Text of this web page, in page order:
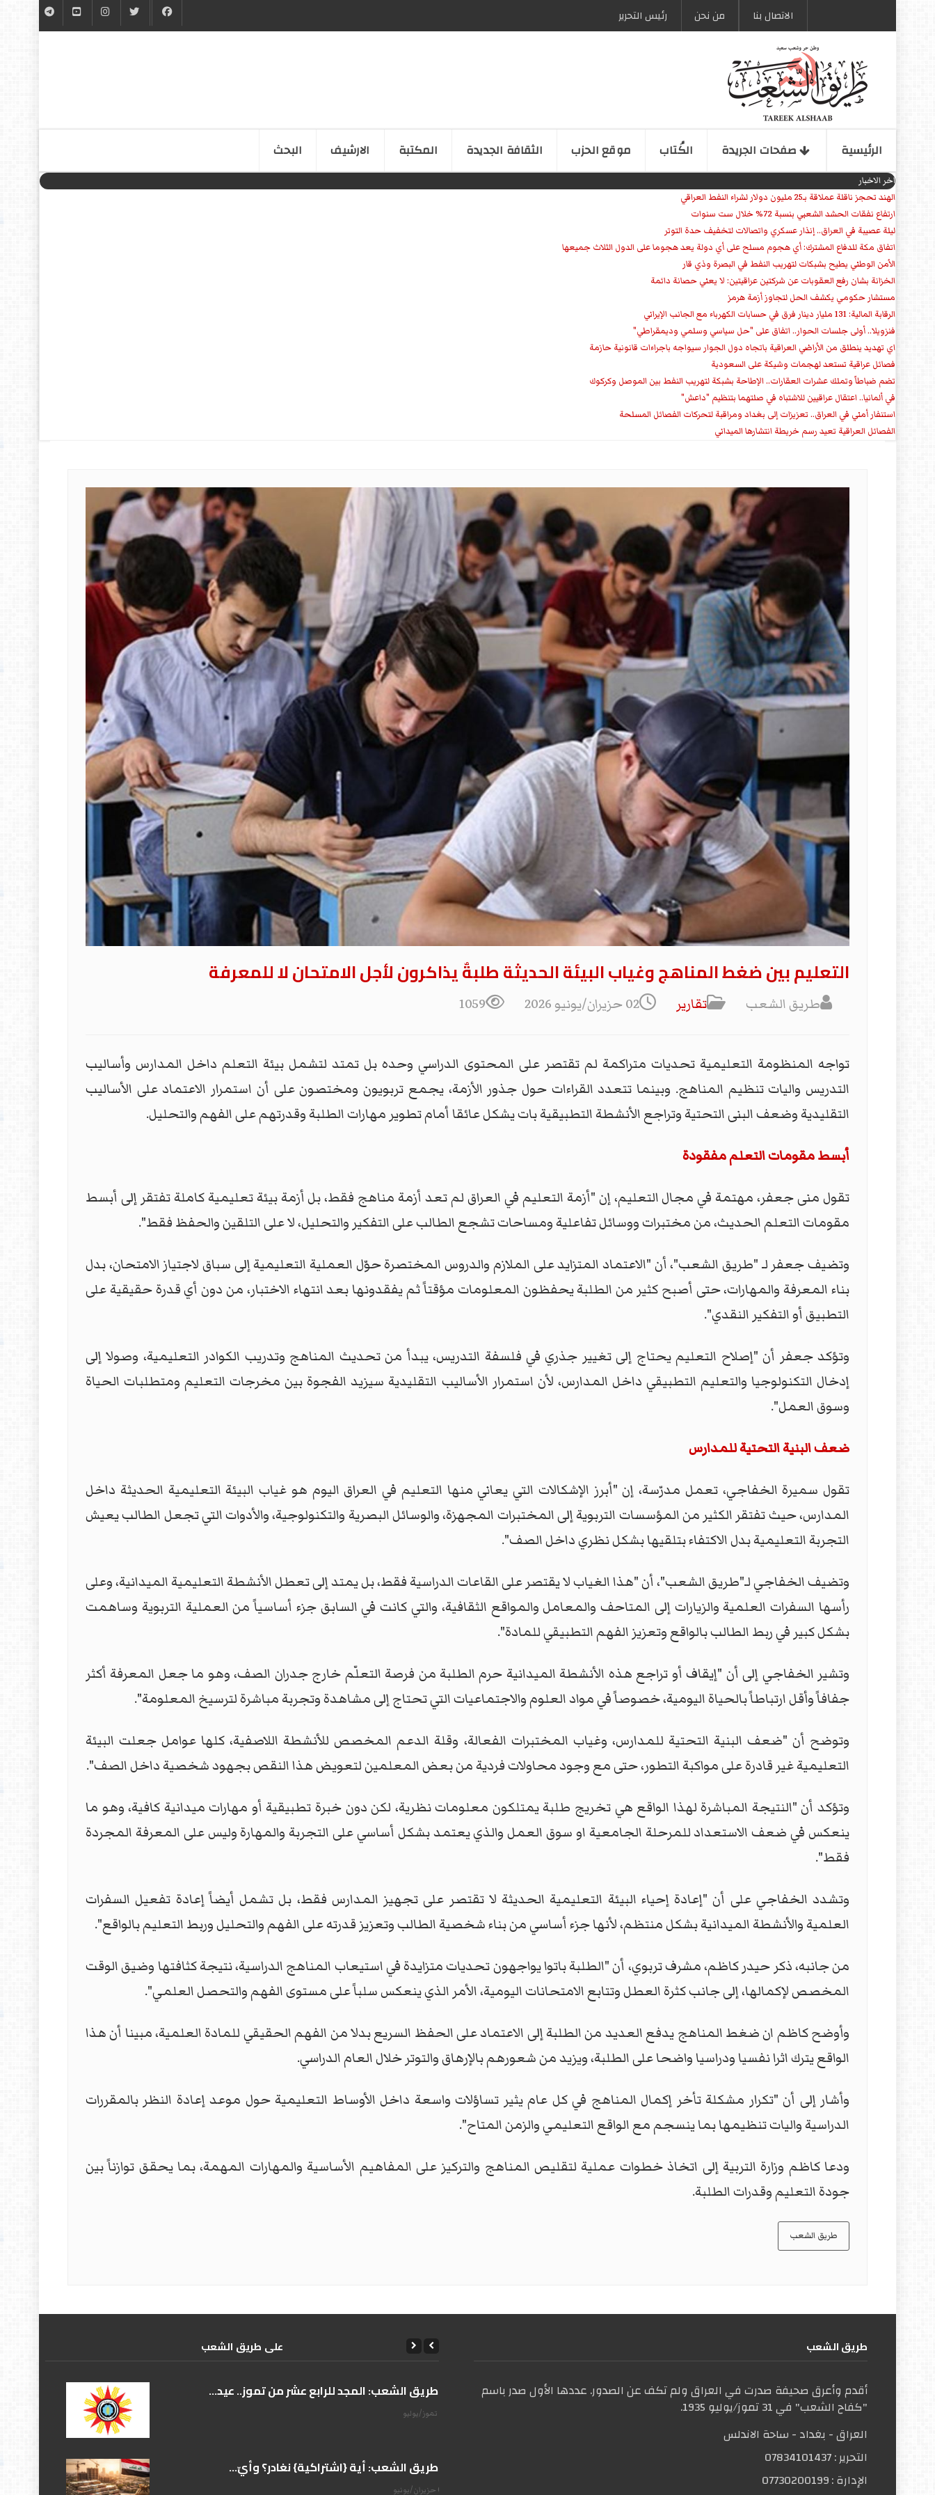
الاتصال بنا من نحن رئیس التحریر
الرئیسیة صفحات الجریدة الكُتاب موقع الحزب الثقافة الجدیدة المكتبة الارشیف البحث
اخر الاخبار
الهند تحجز ناقلة عملاقة بـ25 مليون دولار لشراء النفط العراقي
ارتفاع نفقات الحشد الشعبي بنسبة 72% خلال ست سنوات
ليلة عصيبة في العراق.. إنذار عسكري واتصالات لتخفيف حدة التوتر
‏اتفاق مكة للدفاع المشترك: أي هجوم مسلح على أي دولة يعد هجوما على الدول الثلاث جميعها
الأمن الوطني يطيح بشبكات لتهريب النفط في البصرة وذي قار
الخزانة بشان رفع العقوبات عن شركتين عراقيتين: لا يعني حصانة دائمة
مستشار حكومي يكشف الحل لتجاوز أزمة هرمز
الرقابة المالية: 131 مليار دينار فرق في حسابات الكهرباء مع الجانب الإيراني
فنزويلا.. أولى جلسات الحوار.. اتفاق على "حل سياسي وسلمي وديمقراطي"
اي تهديد ينطلق من الأراضي العراقية باتجاه دول الجوار سيواجه باجراءات قانونية حازمة
فصائل عراقية تستعد لهجمات وشيكة على السعودية
تضم ضباطاً وتملك عشرات العقارات.. الإطاحة بشبكة لتهريب النفط بين الموصل وكركوك
في ألمانيا.. اعتقال عراقيين للاشتباه في صلتهما بتنظيم "داعش"
استنفار أمني في العراق.. تعزيزات إلى بغداد ومراقبة لتحركات الفصائل المسلحة
الفصائل العراقية تعيد رسم خريطة انتشارها الميداني
التعليم بين ضغط المناهج وغياب البيئة الحديثة طلبةٌ يذاكرون لأجل الامتحان لا للمعرفة
طريق الشعب تقارير 02 حزيران/يونيو 2026 1059
تواجه المنظومة التعليمية تحديات متراكمة لم تقتصر على المحتوى الدراسي وحده بل تمتد لتشمل بيئة التعلم داخل المدارس وأساليب
التدريس واليات تنظيم المناهج. وبينما تتعدد القراءات حول جذور الأزمة، يجمع تربويون ومختصون على أن استمرار الاعتماد على الأساليب
التقليدية وضعف البنى التحتية وتراجع الأنشطة التطبيقية بات يشكل عائقا أمام تطوير مهارات الطلبة وقدرتهم على الفهم والتحليل.
أبسط مقومات التعلم مفقودة
تقول منى جعفر، مهتمة في مجال التعليم، إن "أزمة التعليم في العراق لم تعد أزمة مناهج فقط، بل أزمة بيئة تعليمية كاملة تفتقر إلى أبسط
مقومات التعلم الحديث، من مختبرات ووسائل تفاعلية ومساحات تشجع الطالب على التفكير والتحليل، لا على التلقين والحفظ فقط".
وتضيف جعفر لـ "طريق الشعب"، أن "الاعتماد المتزايد على الملازم والدروس المختصرة حوّل العملية التعليمية إلى سباق لاجتياز الامتحان، بدل
بناء المعرفة والمهارات، حتى أصبح كثير من الطلبة يحفظون المعلومات مؤقتاً ثم يفقدونها بعد انتهاء الاختبار، من دون أي قدرة حقيقية على
التطبيق أو التفكير النقدي".
وتؤكد جعفر أن "إصلاح التعليم يحتاج إلى تغيير جذري في فلسفة التدريس، يبدأ من تحديث المناهج وتدريب الكوادر التعليمية، وصولا إلى
إدخال التكنولوجيا والتعليم التطبيقي داخل المدارس، لأن استمرار الأساليب التقليدية سيزيد الفجوة بين مخرجات التعليم ومتطلبات الحياة
وسوق العمل".
ضعف البنية التحتية للمدارس
تقول سميرة الخفاجي، تعمل مدرّسة، إن "أبرز الإشكالات التي يعاني منها التعليم في العراق اليوم هو غياب البيئة التعليمية الحديثة داخل
المدارس، حيث تفتقر الكثير من المؤسسات التربوية إلى المختبرات المجهزة، والوسائل البصرية والتكنولوجية، والأدوات التي تجعل الطالب يعيش
التجربة التعليمية بدل الاكتفاء بتلقيها بشكل نظري داخل الصف".
وتضيف الخفاجي لـ"طريق الشعب"، أن "هذا الغياب لا يقتصر على القاعات الدراسية فقط، بل يمتد إلى تعطل الأنشطة التعليمية الميدانية، وعلى
رأسها السفرات العلمية والزيارات إلى المتاحف والمعامل والمواقع الثقافية، والتي كانت في السابق جزء أساسياً من العملية التربوية وساهمت
بشكل كبير في ربط الطالب بالواقع وتعزيز الفهم التطبيقي للمادة".
وتشير الخفاجي إلى أن "إيقاف أو تراجع هذه الأنشطة الميدانية حرم الطلبة من فرصة التعلّم خارج جدران الصف، وهو ما جعل المعرفة أكثر
جفافاً وأقل ارتباطاً بالحياة اليومية، خصوصاً في مواد العلوم والاجتماعيات التي تحتاج إلى مشاهدة وتجربة مباشرة لترسيخ المعلومة".
وتوضح أن "ضعف البنية التحتية للمدارس، وغياب المختبرات الفعالة، وقلة الدعم المخصص للأنشطة اللاصفية، كلها عوامل جعلت البيئة
التعليمية غير قادرة على مواكبة التطور، حتى مع وجود محاولات فردية من بعض المعلمين لتعويض هذا النقص بجهود شخصية داخل الصف".
وتؤكد أن "النتيجة المباشرة لهذا الواقع هي تخريج طلبة يمتلكون معلومات نظرية، لكن دون خبرة تطبيقية أو مهارات ميدانية كافية، وهو ما
ينعكس في ضعف الاستعداد للمرحلة الجامعية او سوق العمل والذي يعتمد بشكل أساسي على التجربة والمهارة وليس على المعرفة المجردة
فقط".
وتشدد الخفاجي على أن "إعادة إحياء البيئة التعليمية الحديثة لا تقتصر على تجهيز المدارس فقط، بل تشمل أيضاً إعادة تفعيل السفرات
العلمية والأنشطة الميدانية بشكل منتظم، لأنها جزء أساسي من بناء شخصية الطالب وتعزيز قدرته على الفهم والتحليل وربط التعليم بالواقع".
من جانبه، ذكر حيدر كاظم، مشرف تربوي، أن "الطلبة باتوا يواجهون تحديات متزايدة في استيعاب المناهج الدراسية، نتيجة كثافتها وضيق الوقت
المخصص لإكمالها، إلى جانب كثرة العطل وتتابع الامتحانات اليومية، الأمر الذي ينعكس سلباً على مستوى الفهم والتحصل العلمي".
وأوضح كاظم ان ضغط المناهج يدفع العديد من الطلبة إلى الاعتماد على الحفظ السريع بدلا من الفهم الحقيقي للمادة العلمية، مبينا أن هذا
الواقع يترك اثرا نفسيا ودراسيا واضحا على الطلبة، ويزيد من شعورهم بالإرهاق والتوتر خلال العام الدراسي.
وأشار إلى أن "تكرار مشكلة تأخر إكمال المناهج في كل عام يثير تساؤلات واسعة داخل الأوساط التعليمية حول موعد إعادة النظر بالمقررات
الدراسية واليات تنظيمها بما ينسجم مع الواقع التعليمي والزمن المتاح".
ودعا كاظم وزارة التربية إلى اتخاذ خطوات عملية لتقليص المناهج والتركيز على المفاهيم الأساسية والمهارات المهمة، بما يحقق توازناً بين
جودة التعليم وقدرات الطلبة.
طريق الشعب
طریق الشعب
أقدم وأعرق صحيفة صدرت في العراق ولم تكف عن الصدور. عددها الأول صدر باسم
"كفاح الشعب" في 31 تموز/يوليو 1935.
العراق - بغداد - ساحة الاندلس
التحریر :07834101437
الإدارة :07730200199
علی طریق الشعب
على طريق الشعب: المجد للرابع عشر من تموز.. عيد...
على طريق الشعب: أية {اشتراكية} نغادر؟ وأيّ...
07 حزيران/يونيو